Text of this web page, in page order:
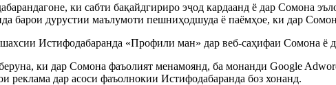
ки сабти бақайдгириро эҷод кардаанд ё дар Сомона
барои дурустии маълумоти пешниҳодшуда ё паёмҳое, ки дар
Истифодабаранда «Профили ман» дар веб-саҳифаи Сомона ё
ки дар Сомона фаъолият менамоянд, ба монанди Google
реклама дар асоси фаъолнокии Истифодабаранда боз хонанд.